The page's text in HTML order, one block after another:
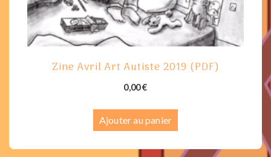
Zine Avril Art Autiste 2019 (PDF)
0,00€
Ajouter au panier